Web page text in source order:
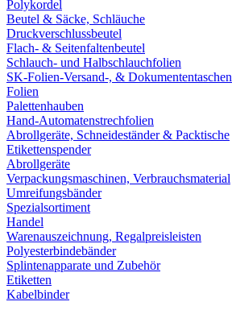
Polykordel
Beutel & Säcke, Schläuche
Druckverschlussbeutel
Flach- & Seitenfaltenbeutel
Schlauch- und Halbschlauchfolien
SK-Folien-Versand-, & Dokumententaschen
Folien
Palettenhauben
Hand-Automatenstrechfolien
Abrollgeräte, Schneideständer & Packtische
Etikettenspender
Abrollgeräte
Verpackungsmaschinen, Verbrauchsmaterial
Umreifungsbänder
Spezialsortiment
Handel
Warenauszeichnung, Regalpreisleisten
Polyesterbindebänder
Splintenapparate und Zubehör
Etiketten
Kabelbinder